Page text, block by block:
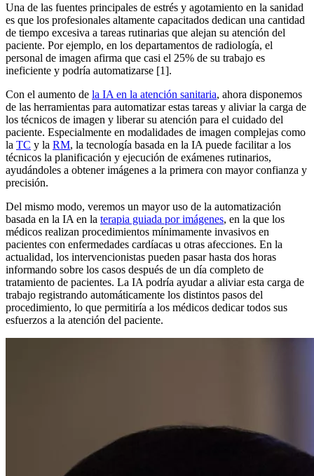
Una de las fuentes principales de estrés y agotamiento en la sanidad
es que los profesionales altamente capacitados dedican una cantidad
de tiempo excesiva a tareas rutinarias que alejan su atención del
paciente. Por ejemplo, en los departamentos de radiología, el
personal de imagen afirma que casi el 25% de su trabajo es
ineficiente y podría automatizarse [1].
Con el aumento de la IA en la atención sanitaria, ahora disponemos
de las herramientas para automatizar estas tareas y aliviar la carga de
los técnicos de imagen y liberar su atención para el cuidado del
paciente. Especialmente en modalidades de imagen complejas como
la TC y la RM, la tecnología basada en la IA puede facilitar a los
técnicos la planificación y ejecución de exámenes rutinarios,
ayudándoles a obtener imágenes a la primera con mayor confianza y
precisión.
Del mismo modo, veremos un mayor uso de la automatización
basada en la IA en la terapia guiada por imágenes, en la que los
médicos realizan procedimientos mínimamente invasivos en
pacientes con enfermedades cardíacas u otras afecciones. En la
actualidad, los intervencionistas pueden pasar hasta dos horas
informando sobre los casos después de un día completo de
tratamiento de pacientes. La IA podría ayudar a aliviar esta carga de
trabajo registrando automáticamente los distintos pasos del
procedimiento, lo que permitiría a los médicos dedicar todos sus
esfuerzos a la atención del paciente.